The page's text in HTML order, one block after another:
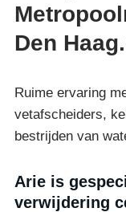
Den
Ruime ervaring
vetafscheiders,
bestrijden van
Arie is
verwijdering